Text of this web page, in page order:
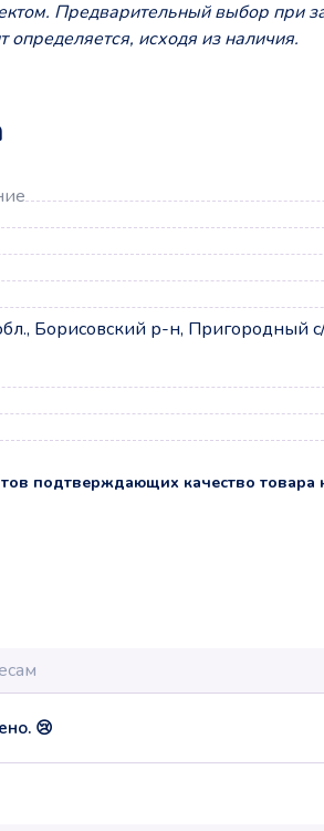
Предварительный выбор при
исходя из наличия.
Борисовский р-н, Пригородный
подтверждающих качество товара
😢